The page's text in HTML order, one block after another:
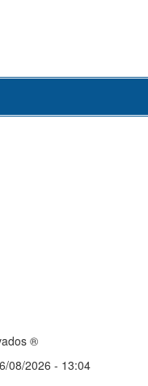
®
08/2026 - 13:04